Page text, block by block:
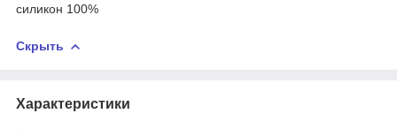
силикон 100%
Скрыть
Характеристики